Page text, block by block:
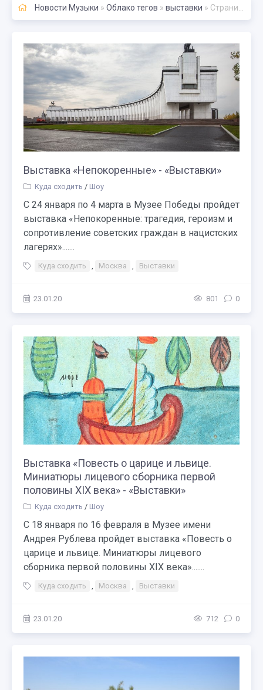
Новости Музыки » Облако тегов » выставки » Страница 28
Выставка «Непокоренные» - «Выставки»
Куда сходить / Шоу
С 24 января по 4 марта в Музее Победы пройдет
выставка «Непокоренные: трагедия, героизм и
сопротивление советских граждан в нацистских
лагерях».......
Куда сходить , Москва , Выставки
23.01.20 801 0
Выставка «Повесть о царице и львице.
Миниатюры лицевого сборника первой
половины XIX века» - «Выставки»
Куда сходить / Шоу
С 18 января по 16 февраля в Музее имени
Андрея Рублева пройдет выставка «Повесть о
царице и львице. Миниатюры лицевого
сборника первой половины XIX века».......
Куда сходить , Москва , Выставки
23.01.20 712 0